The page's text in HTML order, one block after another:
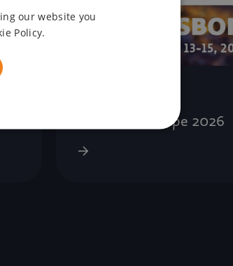
StreamTV Europe 2026
our website you
Policy.